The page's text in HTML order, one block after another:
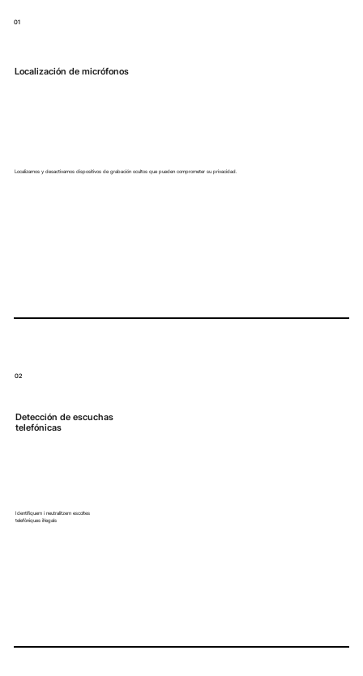
01
Localización de micrófonos
02
Detección de escuchas
telefónicas
Identifiquem i neutralitzem escoltes
telefòniques il·legals
Localizamos y desactivamos dispositivos de grabación ocultos que pueden comprometer su privacidad.